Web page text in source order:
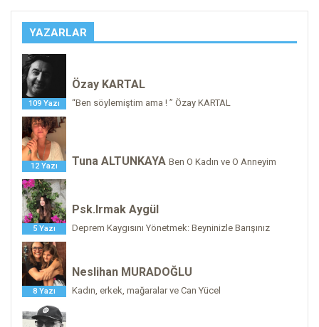
YAZARLAR
109 Yazı
Özay KARTAL
“Ben söylemiştim ama ! ” Özay KARTAL
12 Yazı Tuna ALTUNKAYA Ben O Kadın ve O Anneyim
5 Yazı
Psk.Irmak Aygül
Deprem Kaygısını Yönetmek: Beyninizle Barışınız
8 Yazı
Neslihan MURADOĞLU
Kadın, erkek, mağaralar ve Can Yücel